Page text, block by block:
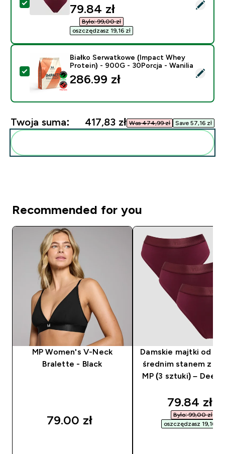
Wybierz ten produkt - Damskie majtki od bikini ze
discounted price
79.84 zł‎
Było: 99,00 zł‎
oszczędzasz 19,16 zł‎
Wybierz ten produkt - Białko Serwatkowe (Impact
Białko Serwatkowe (Impact Whey
Protein) - 900G - 30Porcja - Wanilia
286.99 zł‎
Twoja suma: 417,83 zł‎ Was 474,99 zł‎ Save 57,16 zł‎
Recommended for you
MP Women's V-Neck
Bralette - Black
79.00 zł‎
Damskie majtki od
średnim stanem z
MP (3 sztuki) – Deep
79.84 zł‎
Było: 99,00 zł‎
oszczędzasz 19,16 zł‎